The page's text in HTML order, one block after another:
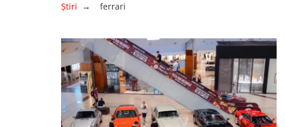
Ştiri → ferrari